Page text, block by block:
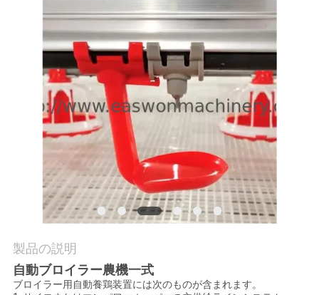
連
絡
製品の説明
自動ブロイラー農機一式
ブロイラー用自動養鶏装置には次のものが含まれます。